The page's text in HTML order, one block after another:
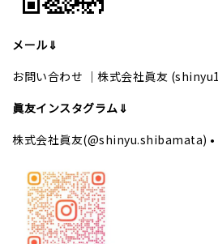
メール⇓
お問い合わせ ｜株式会社眞友
眞友インスタグラム⇓
株式会社眞友(@shinyu.shibamata)